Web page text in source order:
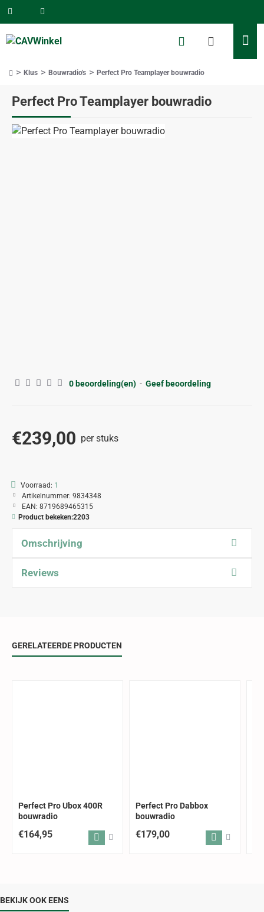
Perfect Pro Teamplayer bouwradio
Klus Bouwradio's Perfect Pro Teamplayer bouwradio
0 beoordeling(en) - Geef beoordeling
€239,00 per stuks
Voorraad: 1
Artikelnummer: 9834348
EAN: 8719689465315
Product bekeken:2203
Omschrijving
Reviews
GERELATEERDE PRODUCTEN
Perfect Pro Ubox 400R
bouwradio
€164,95
Perfect Pro Dabbox
bouwradio
€179,00
BEKIJK OOK EENS